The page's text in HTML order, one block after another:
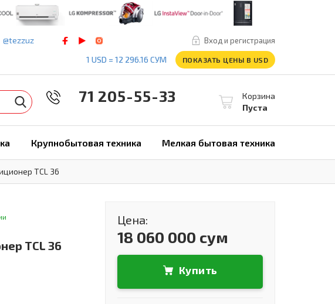
Вход и регистрация
@tezzuz
1 USD = 12 296.16 СУМ
ПОКАЗАТЬ ЦЕНЫ В USD
Корзина
Пуста
71 205-55-33
Крупнобытовая техника Мелкая бытовая техника
TCL 36
TCL 36
Цена:
18 060 000 сум
Купить